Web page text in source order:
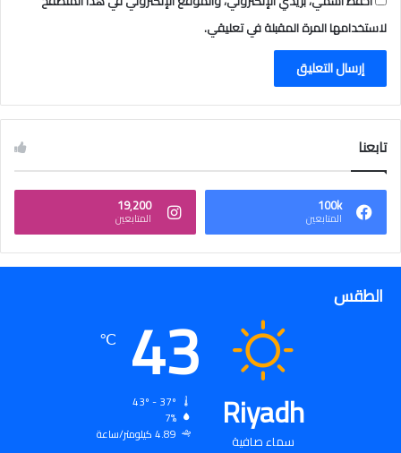
لاستخدامها المرة المقبلة في تعليقي.
تابعنا
100k
المتابعين
19٬200
المتابعين
الطقس
Riyadh
سماء صافية
43
℃
7%
4.89 كيلومتر/ساعة